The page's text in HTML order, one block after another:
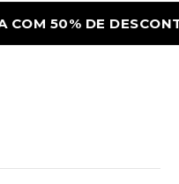
DE DESCONTO